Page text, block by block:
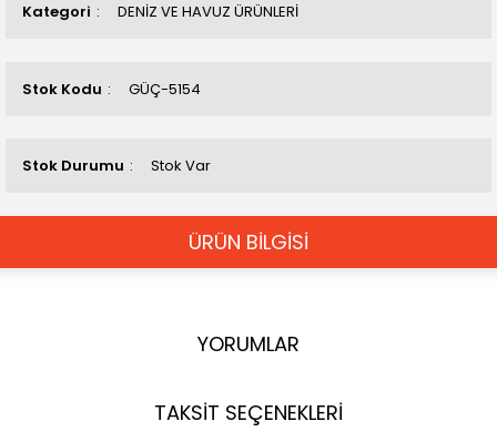
Kategori DENİZ VE HAVUZ ÜRÜNLERİ
Stok Kodu GÜÇ-5154
Stok Durumu Stok Var
ÜRÜN BİLGİSİ
YORUMLAR
TAKSİT SEÇENEKLERİ